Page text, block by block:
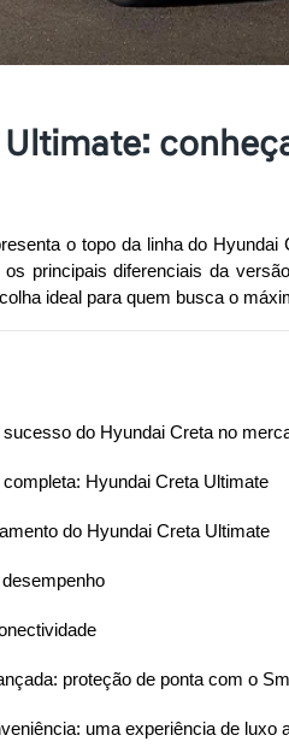
o topo da linha do
principais diferenciais da
ideal para quem busca o
do Hyundai Creta no
Hyundai Creta Ultimate
do Hyundai Creta Ultimate
proteção de ponta com o
uma experiência de luxo